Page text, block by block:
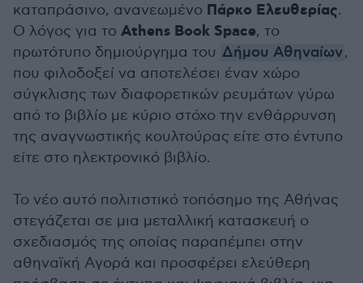
καταπράσινο, ανανεωμένο Πάρκο Ελευθερίας.
Ο λόγος για το Athens Book Space, το
πρωτότυπο δημιούργημα του Δήμου Αθηναίων,
που φιλοδοξεί να αποτελέσει έναν χώρο
σύγκλισης των διαφορετικών ρευμάτων γύρω
από το βιβλίο με κύριο στόχο την ενθάρρυνση
της αναγνωστικής κουλτούρας είτε στο έντυπο
είτε στο ηλεκτρονικό βιβλίο.
Το νέο αυτό πολιτιστικό τοπόσημο της Αθήνας
στεγάζεται σε μια μεταλλική κατασκευή ο
σχεδιασμός της οποίας παραπέμπει στην
αθηναϊκή Αγορά και προσφέρει ελεύθερη